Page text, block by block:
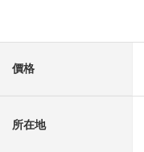
價格
所在地